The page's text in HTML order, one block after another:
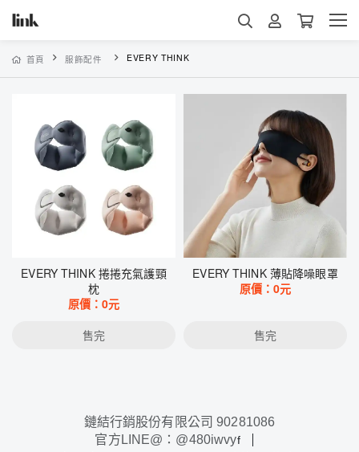
首頁 服飾配件 EVERY THINK
EVERY THINK 捲捲充氣護頸
枕
原價：0元
售完
EVERY THINK 薄貼降噪眼罩
原價：0元
售完
鏈結行銷股份有限公司 90281086
官方LINE@：@480iwvyf